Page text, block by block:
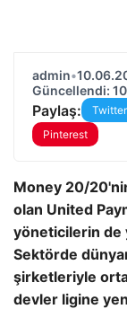
admin•
Güncellendi:
Paylaş: Twitter
Pinterest
Money 20/
olan United
yöneticilerin de
Sektörde
şirketleriyle
devler ligine